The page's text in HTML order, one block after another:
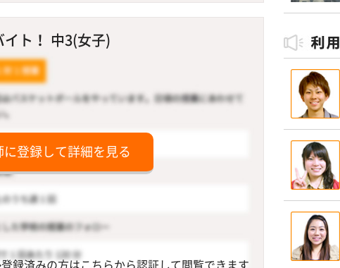
ト！ 中3(女子)
に登録して詳細を見る
登録済みの方はこちらから認証して閲覧できます